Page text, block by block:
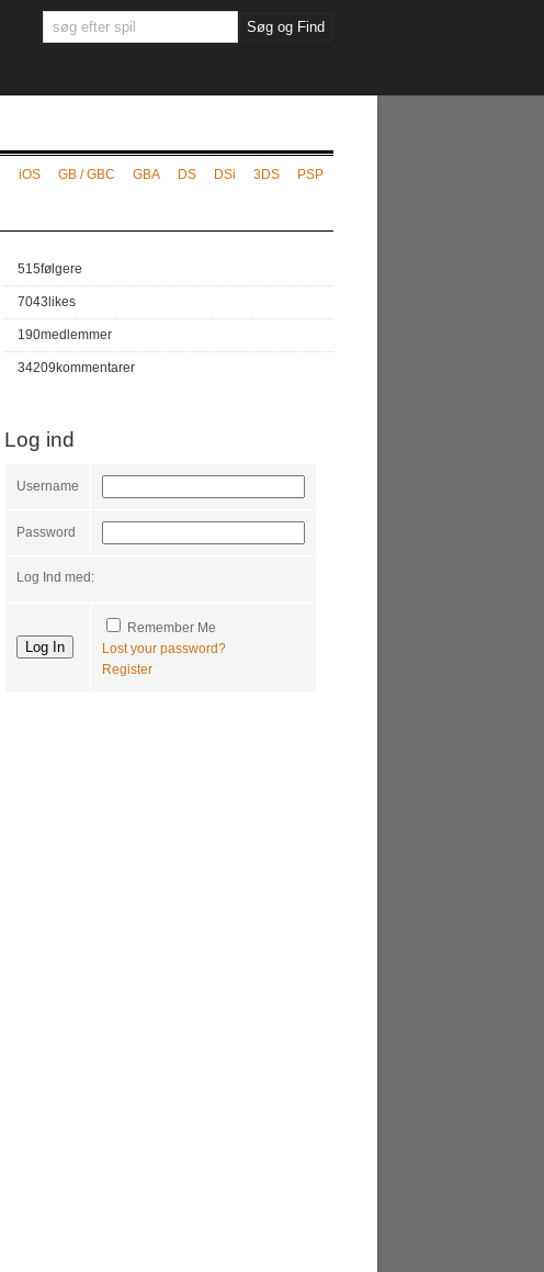
iOS GB / GBC GBA DS DSi 3DS PSP
515følgere
7043 likes
190medlemmer
34209 kommentarer
Log ind
Username
Password
Log Ind med:
Remember Me
Lost your password?
Register